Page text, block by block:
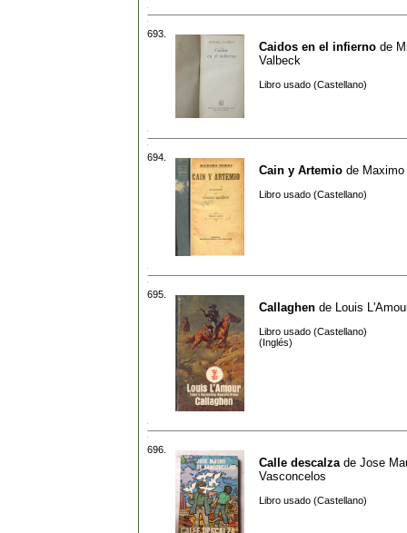
693.
Caidos en el infierno de
Valbeck
Libro usado (Castellano)
694.
Cain y Artemio de
Libro usado (Castellano)
695.
Callaghen de Louis
Libro usado (Castellano)
(Inglés)
696.
Calle descalza de Jose
Vasconcelos
Libro usado (Castellano)